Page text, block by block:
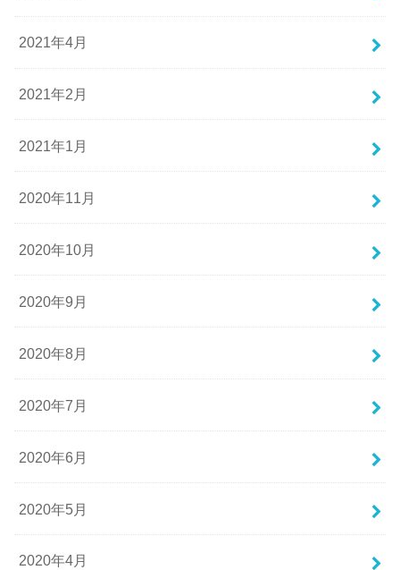
2021年4月
2021年2月
2021年1月
2020年11月
2020年10月
2020年9月
2020年8月
2020年7月
2020年6月
2020年5月
2020年4月